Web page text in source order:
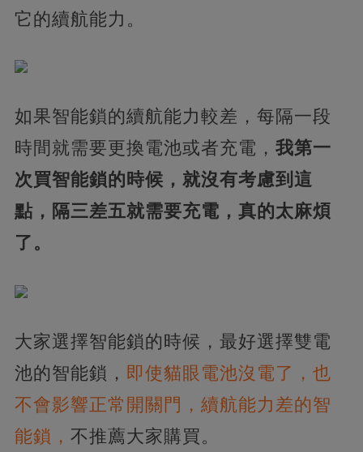
它的續航能力。
如果智能鎖的續航能力較差，每隔一段
時間就需要更換電池或者充電， 我第一
次買智能鎖的時候，就沒有考慮到這
點，隔三差五就需要充電，真的太麻煩
了。
大家選擇智能鎖的時候，最好選擇雙電
池的智能鎖， 即使貓眼電池沒電了，也
不會影響正常開關門，續航能力差的智
能鎖， 不推薦大家購買。